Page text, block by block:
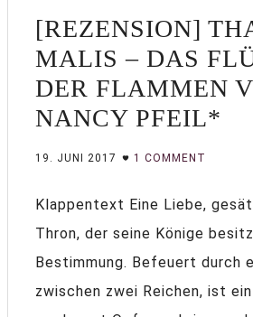
[REZENSION]
MALIS – DAS
DER FLAMMEN
NANCY PFEIL*
19. JUNI 2017 1 COMMENT
Klappentext Eine Liebe, gesät
Thron, der seine Könige
Bestimmung. Befeuert durch
zwischen zwei Reichen, ist